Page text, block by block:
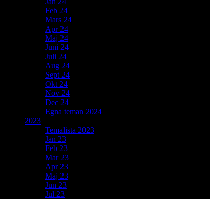
Feb 24
Mars 24
Apr 24
Maj 24
Juni 24
Juli 24
Aug 24
Sept 24
Okt 24
Nov 24
Dec 24
Egna teman 2024
2023
Temalista 2023
Jan 23
Feb 23
Mar 23
Apr 23
Maj 23
Jun 23
Jul 23